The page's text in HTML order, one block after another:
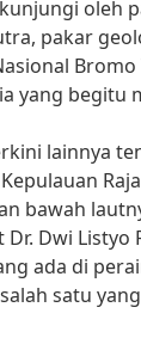
oleh
pakar
yang begitu
lainnya
bawah
Dwi Listyo
ada di
satu